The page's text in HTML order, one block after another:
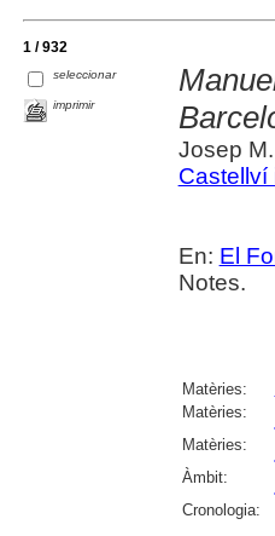
1 / 932
seleccionar
imprimir
Josep
Castellví
En: El
Notes.
Matèries:
Matèries:
Matèries:
Àmbit:
Cronologia: